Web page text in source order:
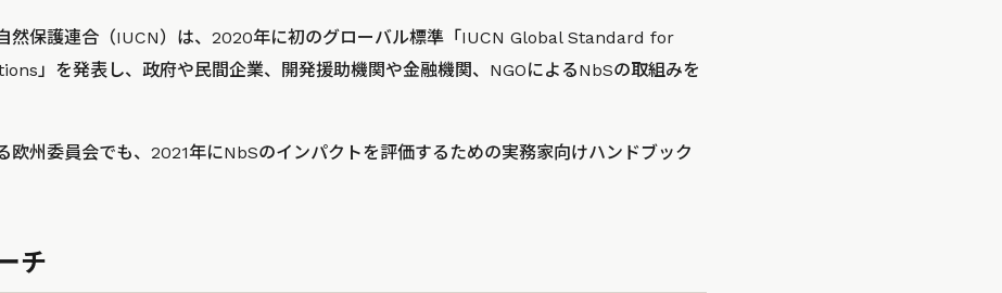
然保護連合（IUCN）は、2020年に初のグローバル標準「IUCN Global Standard for
」を発表し、政府や民間企業、開発援助機関や金融機関、NGOによるNbSの取組みを
欧州委員会でも、2021年にNbSのインパクトを評価するための実務家向けハンドブック
チ